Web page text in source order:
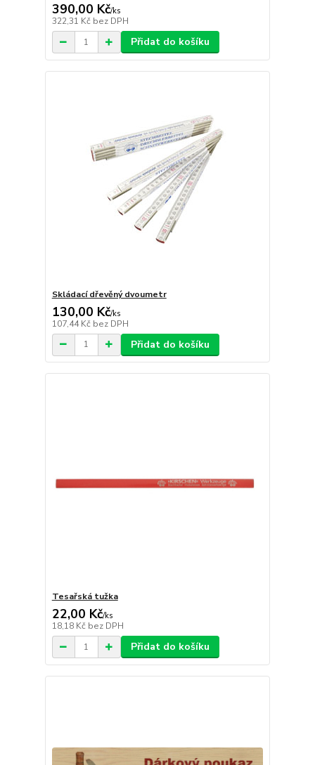
390,00 Kč/ks
322,31 Kč bez DPH
Přidat do košíku
Skládací dřevěný dvoumetr
130,00 Kč/ks
107,44 Kč bez DPH
Přidat do košíku
Tesařská tužka
22,00 Kč/ks
18,18 Kč bez DPH
Přidat do košíku